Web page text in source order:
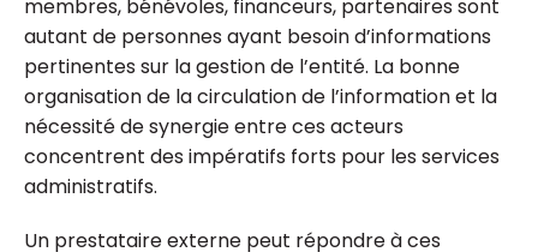
membres, bénévoles, financeurs, partenaires sont
autant de personnes ayant besoin d’informations
pertinentes sur la gestion de l’entité. La bonne
organisation de la circulation de l’information et la
nécessité de synergie entre ces acteurs
concentrent des impératifs forts pour les services
administratifs.
Un prestataire externe peut répondre à ces